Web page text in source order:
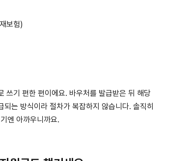
보험)
쓰기 편한 편이에요. 바우처를 발급받은 뒤 해당
는 방식이라 절차가 복잡하지 않습니다. 솔직히
엔 아까우니까요.